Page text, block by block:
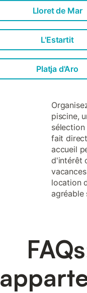
Lloret de Mar
L'Estartit
Platja d'Aro
piscine,
fait
accueil
d'intérêt
location
agréable